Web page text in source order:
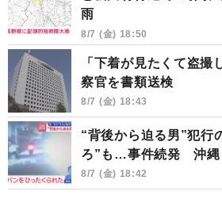
雨
8/7 (金) 18:50
「下着が見たくて盗撮
察官を書類送検
8/7 (金) 18:43
“背後から迫る男”犯
ろ”も…事件続発 沖縄
8/7 (金) 18:42